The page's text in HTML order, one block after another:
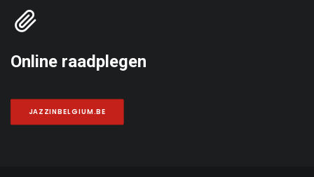
Online raadplegen
JAZZINBELGIUM.BE